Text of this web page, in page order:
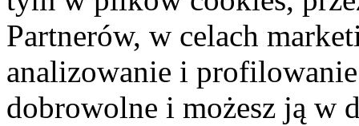
Partnerów, w celach
analizowanie i
dobrowolne i możesz ją w